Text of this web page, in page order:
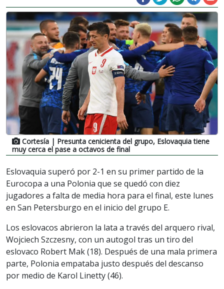
Cortesía | Presunta cenicienta del grupo, Eslovaquia tiene
muy cerca el pase a octavos de final
Eslovaquia superó por 2-1 en su primer partido de la
Eurocopa a una Polonia que se quedó con diez
jugadores a falta de media hora para el final, este lunes
en San Petersburgo en el inicio del grupo E.
Los eslovacos abrieron la lata a través del arquero rival,
Wojciech Szczesny, con un autogol tras un tiro del
eslovaco Robert Mak (18). Después de una mala primera
parte, Polonia empataba justo después del descanso
por medio de Karol Linetty (46).